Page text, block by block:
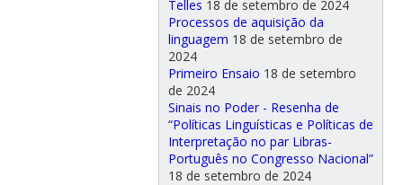
Telles 18 de setembro de 2024
Processos de aquisição da
linguagem 18 de setembro de
2024
Primeiro Ensaio 18 de setembro
de 2024
Sinais no Poder - Resenha de
“Políticas Linguísticas e Políticas de
Interpretação no par Libras-
Português no Congresso Nacional”
18 de setembro de 2024